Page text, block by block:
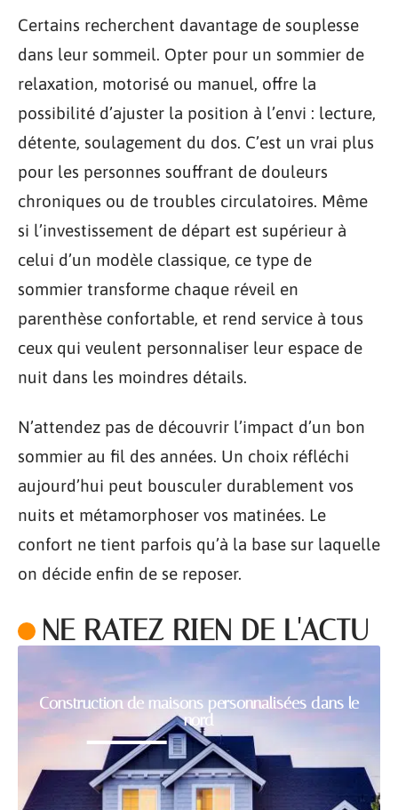
Certains recherchent davantage de souplesse
dans leur sommeil. Opter pour un sommier de
relaxation, motorisé ou manuel, offre la
possibilité d’ajuster la position à l’envi : lecture,
détente, soulagement du dos. C’est un vrai plus
pour les personnes souffrant de douleurs
chroniques ou de troubles circulatoires. Même
si l’investissement de départ est supérieur à
celui d’un modèle classique, ce type de
sommier transforme chaque réveil en
parenthèse confortable, et rend service à tous
ceux qui veulent personnaliser leur espace de
nuit dans les moindres détails.
N’attendez pas de découvrir l’impact d’un bon
sommier au fil des années. Un choix réfléchi
aujourd’hui peut bousculer durablement vos
nuits et métamorphoser vos matinées. Le
confort ne tient parfois qu’à la base sur laquelle
on décide enfin de se reposer.
NE RATEZ RIEN DE L'ACTU
Construction de maisons personnalisées dans le
nord